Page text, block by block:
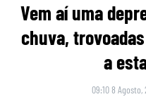
Vem aí uma
chuva,
a
09:10 8 Agosto,